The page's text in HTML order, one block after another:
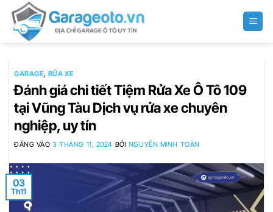
qua
GARAGE, RỬA XE
Đánh giá chi tiết Tiệm Rửa Xe Ô Tô 109
tại Vũng Tàu Dịch vụ rửa xe chuyên
nghiệp, uy tín
ĐĂNG VÀO3 THÁNG 11, 2024 BỞI NGUYỄN MINH TOÀN
03
Th11